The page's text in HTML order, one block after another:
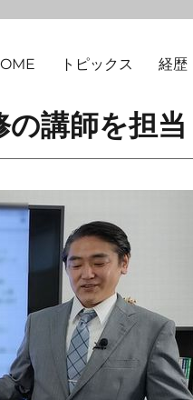
トピックス 経歴
講師を担当